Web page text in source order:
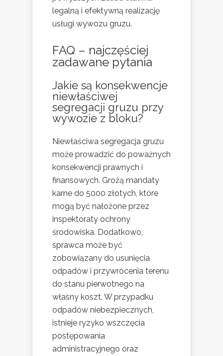
legalną i efektywną realizację
usługi wywozu gruzu.
FAQ – najczęściej
zadawane pytania
Jakie są konsekwencje
niewłaściwej
segregacji gruzu przy
wywozie z bloku?
Niewłaściwa segregacja gruzu
może prowadzić do poważnych
konsekwencji prawnych i
finansowych. Grożą mandaty
karne do 5000 złotych, które
mogą być nałożone przez
inspektoraty ochrony
środowiska. Dodatkowo,
sprawca może być
zobowiązany do usunięcia
odpadów i przywrócenia terenu
do stanu pierwotnego na
własny koszt. W przypadku
odpadów niebezpiecznych,
istnieje ryzyko wszczęcia
postępowania
administracyjnego oraz